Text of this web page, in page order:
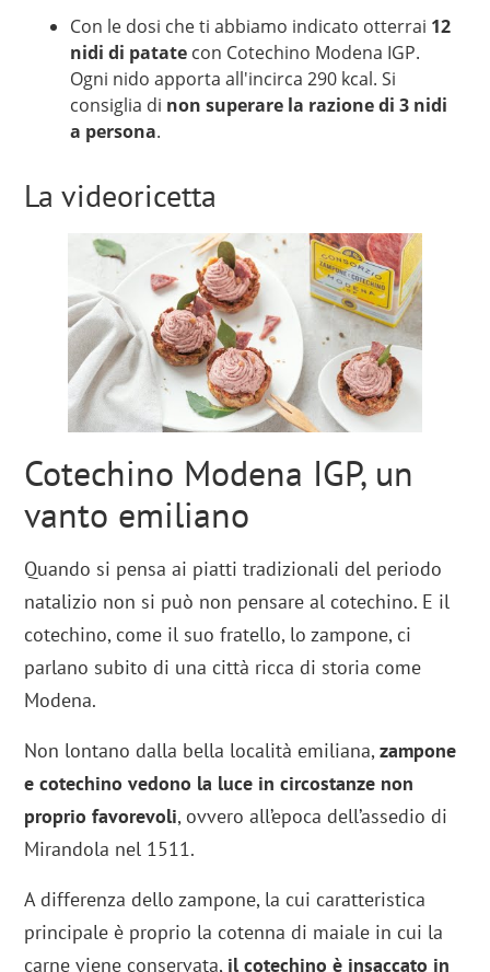
Con le dosi che ti abbiamo indicato otterrai 12
nidi di patate con Cotechino Modena IGP.
Ogni nido apporta all'incirca 290 kcal. Si
consiglia di non superare la razione di 3 nidi
a persona.
La videoricetta
Cotechino Modena IGP, un
vanto emiliano
Quando si pensa ai piatti tradizionali del periodo
natalizio non si può non pensare al cotechino. E il
cotechino, come il suo fratello, lo zampone, ci
parlano subito di una città ricca di storia come
Modena.
Non lontano dalla bella località emiliana,zampone
e cotechino vedono la luce in circostanze non
proprio favorevoli, ovvero all’epoca dell’assedio di
Mirandola nel 1511.
A differenza dello zampone, la cui caratteristica
principale è proprio la cotenna di maiale in cui la
carne viene conservata, il cotechino è insaccato in